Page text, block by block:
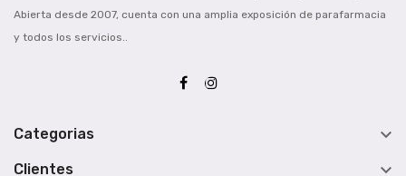
Abierta desde 2007, cuenta con una amplia exposición de parafarmacia
y todos los servicios..
Categorias 
Clientes 